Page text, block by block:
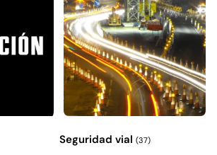
Seguridad vial (37)
Explora más productos